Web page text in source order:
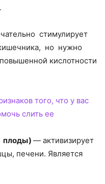
стимулирует
но нужно
кислотности
того, что у вас
слить ее
плоды) — активизирует
печени. Является